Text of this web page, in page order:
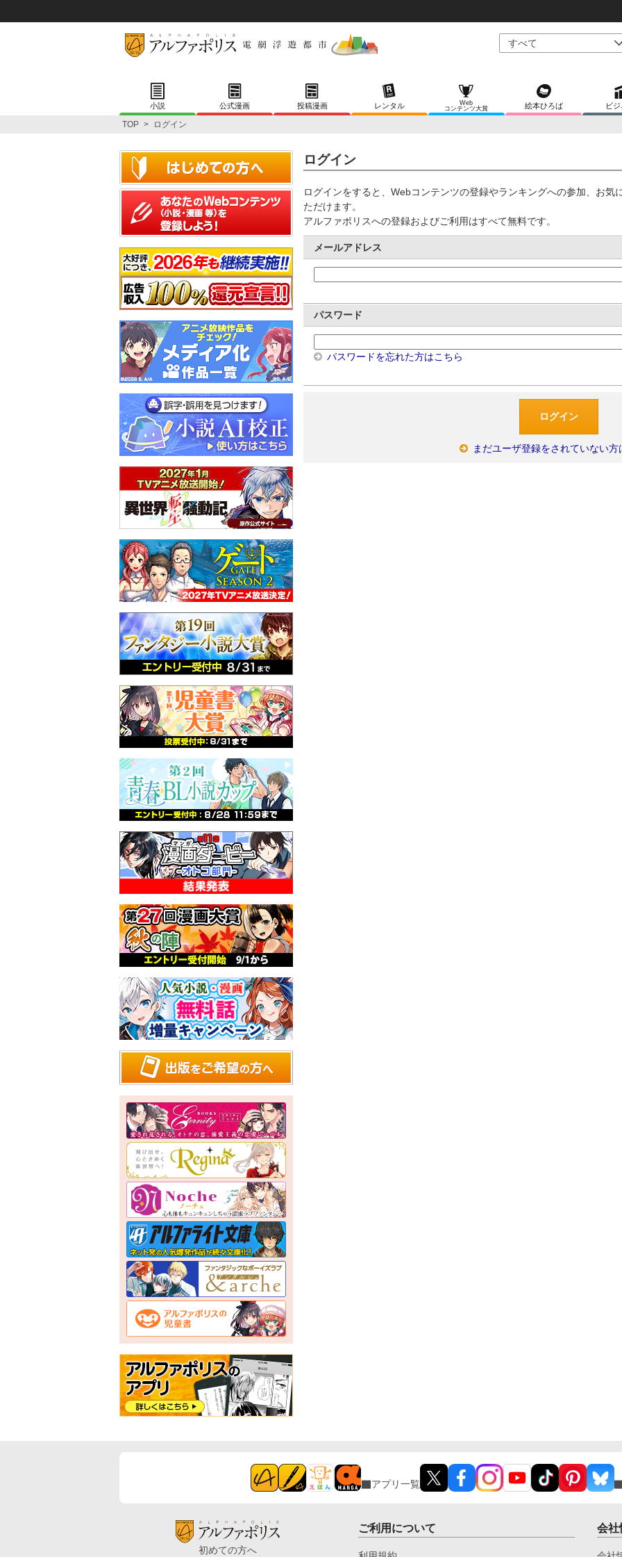
小説 公式漫画 投稿漫画 レンタル
Web
コンテンツ大賞
絵本ひろば ビ
TOP > ログイン
ログイン
ログインをすると、Webコンテンツの登録やランキングへの参加、お気
ただけます。
アルファポリスへの登録およびご利用はすべて無料です。
メールアドレス
パスワード
パスワードを忘れた方はこちら
まだユーザ登録をされていない方
アプリ一覧
初めての方へ
ご利用について 会社